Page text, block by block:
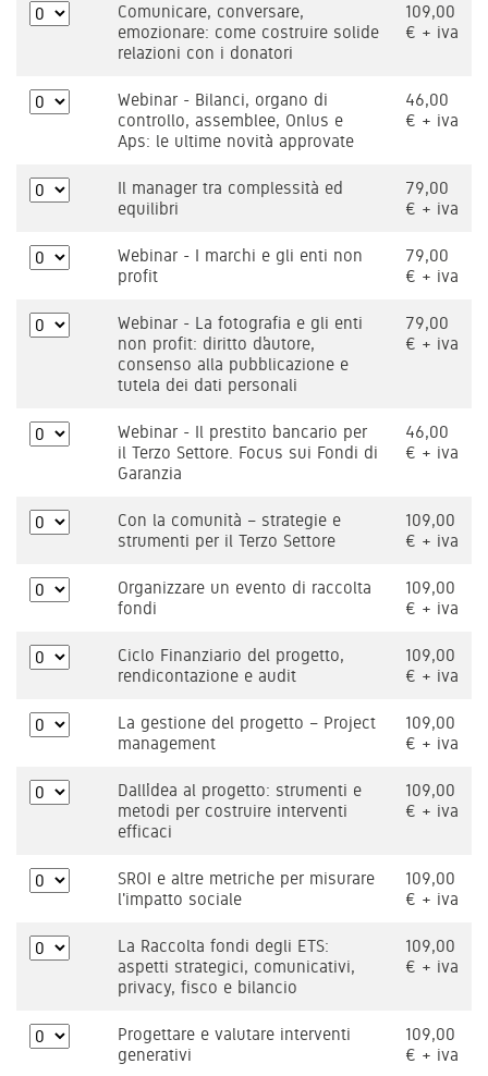
Comunicare, conversare,
emozionare: come costruire solide
relazioni con i donatori
109,00
€ + iva
Webinar - Bilanci, organo di
controllo, assemblee, Onlus e
Aps: le ultime novità approvate
46,00
€ + iva
Il manager tra complessità ed
equilibri
79,00
€ + iva
Webinar - I marchi e gli enti non
profit
79,00
€ + iva
Webinar - La fotografia e gli enti
non profit: diritto d’autore,
consenso alla pubblicazione e
tutela dei dati personali
79,00
€ + iva
Webinar - Il prestito bancario per
il Terzo Settore. Focus sui Fondi di
Garanzia
46,00
€ + iva
Con la comunità – strategie e
strumenti per il Terzo Settore
109,00
€ + iva
Organizzare un evento di raccolta
fondi
109,00
€ + iva
Ciclo Finanziario del progetto,
rendicontazione e audit
109,00
€ + iva
La gestione del progetto – Project
management
109,00
€ + iva
Dall’idea al progetto: strumenti e
metodi per costruire interventi
efficaci
109,00
€ + iva
SROI e altre metriche per misurare
l'impatto sociale
109,00
€ + iva
La Raccolta fondi degli ETS:
aspetti strategici, comunicativi,
privacy, fisco e bilancio
109,00
€ + iva
Progettare e valutare interventi
generativi
109,00
€ + iva